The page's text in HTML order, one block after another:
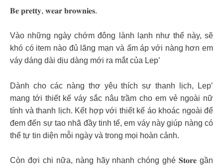
𝐁𝐞 𝐩𝐫𝐞𝐭𝐭𝐲, 𝐰𝐞𝐚𝐫 𝐛𝐫𝐨𝐰𝐧𝐢𝐞𝐬.
Vào những ngày chớm đông lành lạnh như thế này, sẽ
khó có item nào đủ lãng mạn và ấm áp với nàng hơn em
váy dáng dài dịu dàng mới ra mắt của Lep’
Dành cho các nàng thơ yêu thích sự thanh lịch, Lep’
mang tới thiết kế váy sắc nâu trầm cho em vẻ ngoài nữ
tính và thanh lịch. Kết hợp với thiết kế áo khoác ngoài để
đem đến sự tao nhã đầy tinh tế, em váy này giúp nàng có
thể tự tin diện mỗi ngày và trong mọi hoàn cảnh.
Còn đợi chi nữa, nàng hãy nhanh chóng ghé 𝐒𝐭𝐨𝐫𝐞 gần